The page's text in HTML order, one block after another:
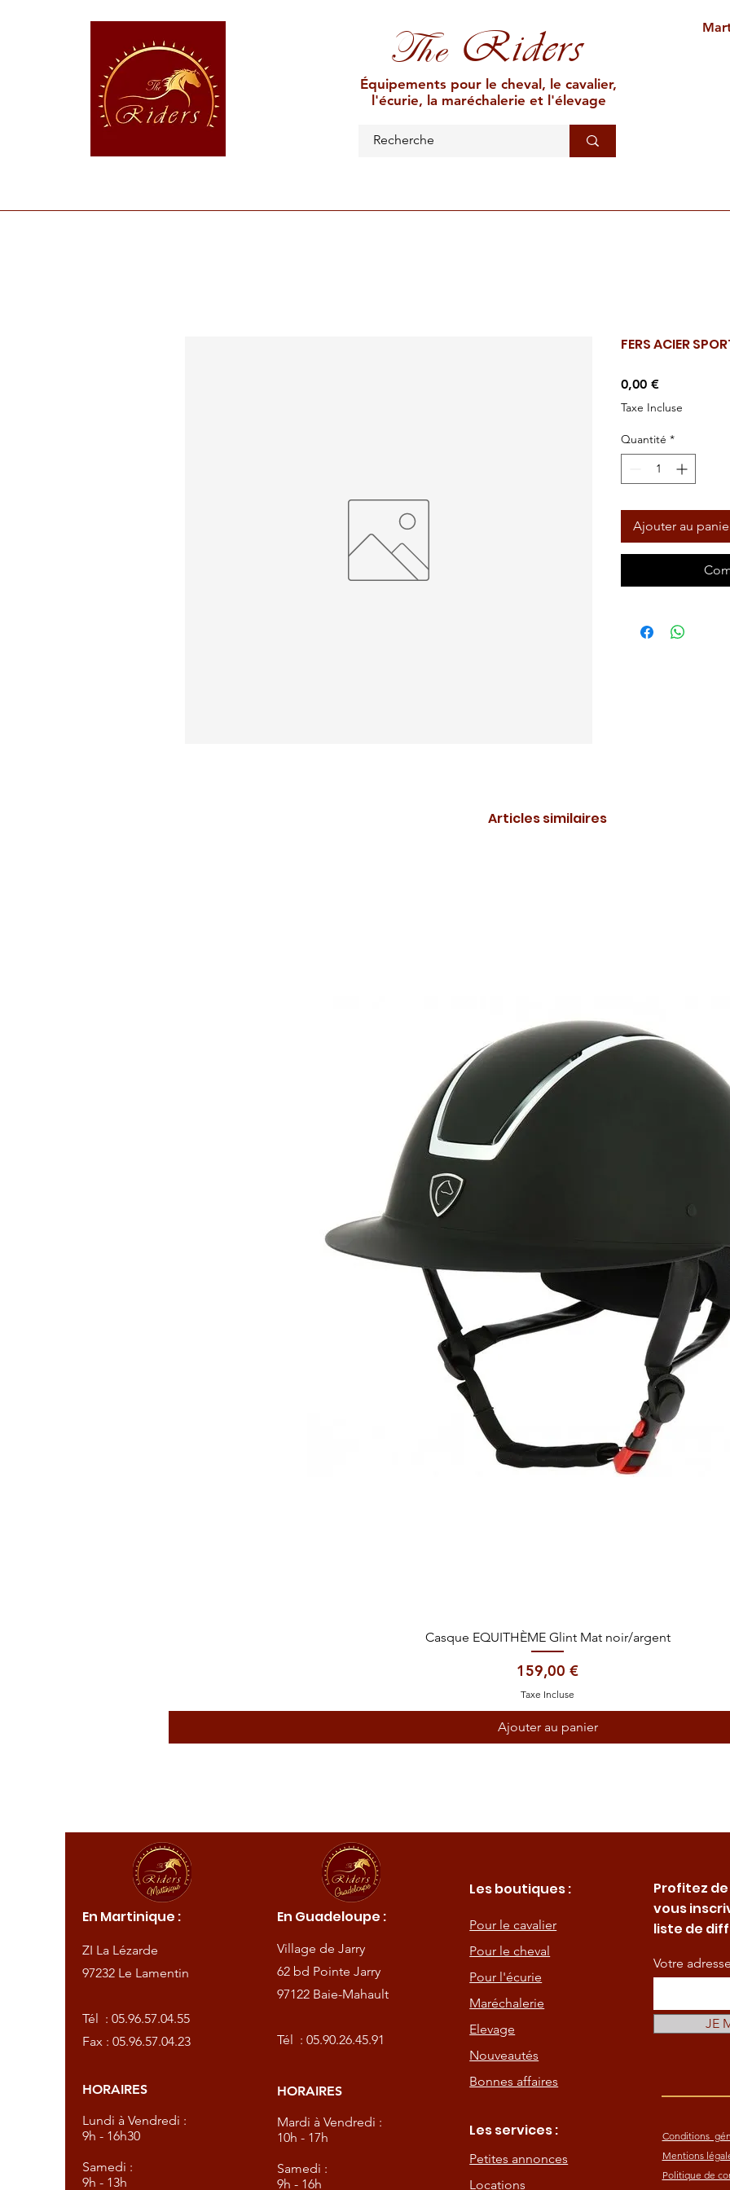
TheRiders
Équipements pour le cheval, le cavalier,
l'écurie, la maréchalerie et l'élevage
FERS ACIER
0,00 €Prix
Taxe Incluse
Quantité *
Ajouter au
Articles similaires
Aperçu rapide
Casque EQUITHÈME Glint Mat noir/argent
Prix
159,00 €
Taxe Incluse
Ajouter au panier
En Martinique :
ZI La Lézarde
97232 Le Lamentin
Tél :05.96.57.04.55
Fax : 05.96.57.04.23
HORAIRES
Lundi à Vendredi :
9h - 16h30
Samedi :
9h - 13h
En Guadeloupe :
Village de Jarry
62 bd Pointe Jarry
97122 Baie-Mahault
Tél : 05.90.26.45.91
HORAIRES
Mardi à Vendredi :
10h - 17h
Samedi :
9h - 16h
Les boutiques :
Pour le cavalier
Pour le cheval
Pour l'écurie
Maréchalerie
Elevage
Nouveautés
Bonnes affaires
Les services :
Petites annonces
Locations
Profitez
vous
liste de
Votre
JE
Conditions
Mentions
Politique de